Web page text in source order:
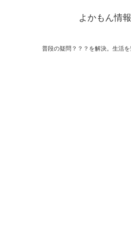
よかもん情
普段の疑問？？？を解決。生活